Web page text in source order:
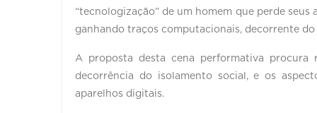
“tecnologização” de um homem que perde
ganhando traços computacionais, decorrente
A proposta desta cena performativa procura
decorrência do isolamento social, e os
aparelhos digitais.